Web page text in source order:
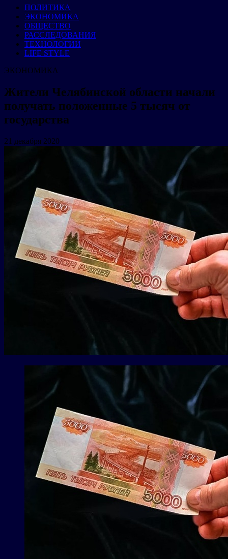
ПОЛИТИКА
ЭКОНОМИКА
ОБЩЕСТВО
РАССЛЕДОВАНИЯ
ТЕХНОЛОГИИ
LIFE STYLE
ЭКОНОМИКА
Жители Челябинской области начали
получать положенные 5 тысяч от
государства
21 декабря 2020